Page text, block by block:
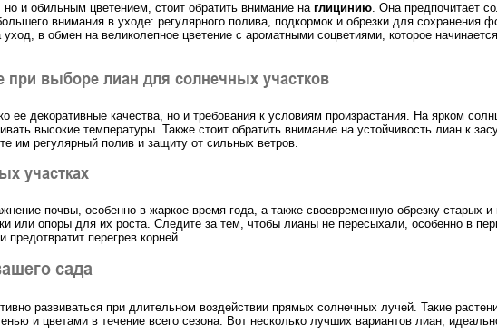
и обильным цветением, стоит обратить внимание на глицинию. Она предпочитает
внимания в уходе: регулярного полива, подкормок и обрезки для сохранения
в обмен на великолепное цветение с ароматными соцветиями, которое
при выборе лиан для солнечных участков
ее декоративные качества, но и требования к условиям произрастания. На ярком
высокие температуры. Также стоит обратить внимание на устойчивость лиан к
им регулярный полив и защиту от сильных ветров.
участках
почвы, особенно в жаркое время года, а также своевременную обрезку старых
или опоры для их роста. Следите за тем, чтобы лианы не пересыхали, особенно в
перегрев корней.
сада
развиваться при длительном воздействии прямых солнечных лучей. Такие
и цветами в течение всего сезона. Вот несколько лучших вариантов лиан,